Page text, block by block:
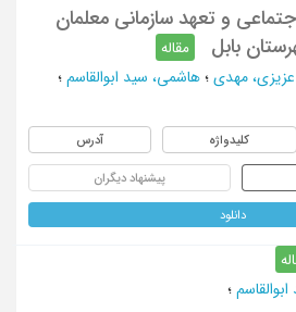
و تعهد سازمانی معلمان
بابل
مقاله
عزیزی، مهدی ؛ هاشمی، سید ابوالقاسم ؛
کلیدواژه آدرس
پیشنهاد دیگران
دانلود
؛